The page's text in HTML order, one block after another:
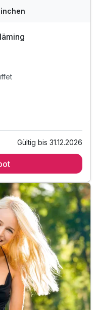
ist möglich!
Gültig bis 31.12.2026